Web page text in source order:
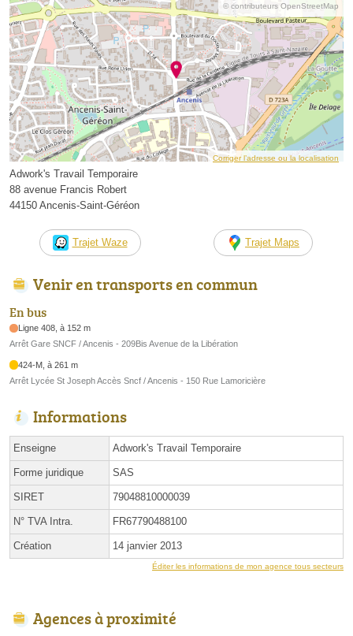
© contributeurs OpenStreetMap
Corriger l’adresse ou la localisation
Adwork's Travail Temporaire
88 avenue Francis Robert
44150 Ancenis-Saint-Géréon
Trajet Waze Trajet Maps
Venir en transports en commun
En bus
Ligne 408, à 152 m
Arrêt Gare SNCF / Ancenis - 209Bis Avenue de la Libération
424-M, à 261 m
Arrêt Lycée St Joseph Accès Sncf / Ancenis - 150 Rue Lamoricière
Informations
Enseigne Adwork's Travail Temporaire
Forme juridique SAS
SIRET 79048810000039
N° TVA Intra. FR67790488100
Création 14 janvier 2013
Éditer les informations de mon agence tous secteurs
Agences à proximité